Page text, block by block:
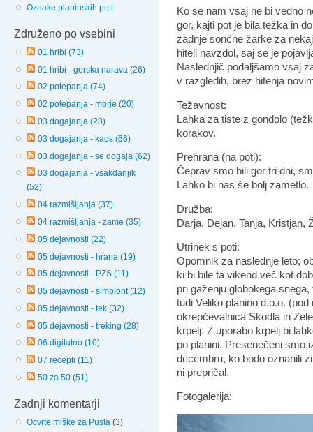
Oznake planinskih poti
Združeno po vsebini
01 hribi (73)
01 hribi - gorska narava (26)
02 potepanja (74)
02 potepanja - morje (20)
03 dogajanja (28)
03 dogajanja - kaos (66)
03 dogajanja - se dogaja (62)
03 dogajanja - vsakdanjik
(52)
04 razmišljanja (37)
04 razmišljanja - zame (35)
05 dejavnosti (22)
05 dejavnosti - hrana (19)
05 dejavnosti - PZS (11)
05 dejavnosti - simbiont (12)
05 dejavnosti - tek (32)
05 dejavnosti - treking (28)
06 digitalno (10)
07 recepti (11)
50 za 50 (51)
Zadnji komentarji
Ocvrte miške za Pusta (3)
Ko se nam vsaj ne bi vedno
gor, kajti pot je bila težka in
zadnje sončne žarke za
hiteli navzdol, saj se je
Naslednjič podaljšamo vsaj
v razgledih, brez hitenja
Težavnost:
Lahka za tiste z gondolo
korakov.
Prehrana (na poti):
Čeprav smo bili gor tri dni,
Lahko bi nas še bolj zametlo.
Družba:
Darja, Dejan, Tanja, Kristjan,
Utrinek s poti:
Opomnik za naslednje leto;
ki bi bile ta vikend več kot
pri gaženju globokega
tudi Veliko planino d.o.o.
okrepčevalnica Skodla in
krpelj. Z uporabo krpelj bi
po planini. Presenečeni smo
decembru, ko bodo oznanili
ni prepričal.
Fotogalerija: